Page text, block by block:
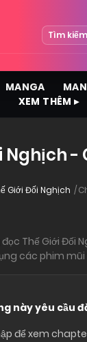
Tìm kiếm
MANGA
XEM THÊM ▸
Nghịch -
Giới Đối Nghịch
Thế Giới Đối
các phim
này yêu cầu
để xem